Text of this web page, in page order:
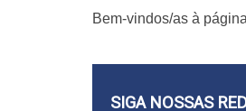
Bem-vindos/as à
SIGA NOSSAS